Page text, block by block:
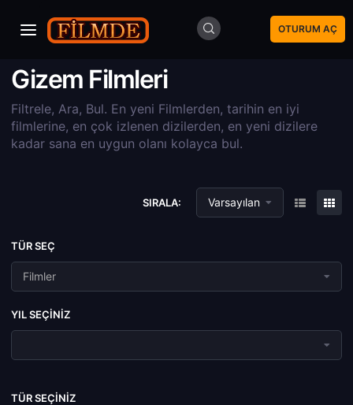
OTURUM AÇ
Gizem Filmleri
Filtrele, Ara, Bul. En yeni Filmlerden, tarihin en iyi
filmlerine, en çok izlenen dizilerden, en yeni dizilere
kadar sana en uygun olanı kolayca bul.
SIRALA: Varsayılan
TÜR SEÇ
Filmler
YIL SEÇINIZ
TÜR SEÇINIZ